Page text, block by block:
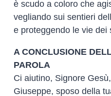
è scudo a coloro che
vegliando sui sentieri
e proteggendo le vie dei
A CONCLUSIONE
PAROLA
Ci aiutino, Signore
Giuseppe, sposo della